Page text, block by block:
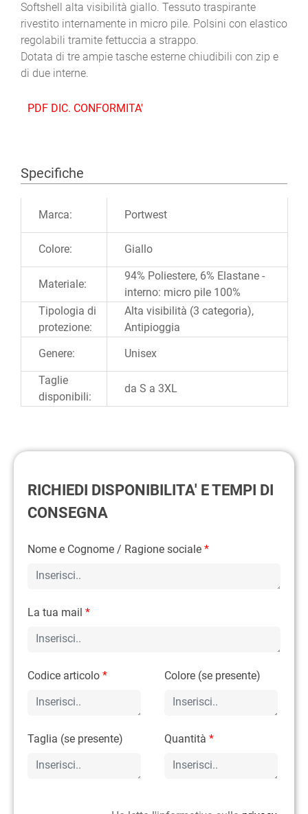
Softshell alta visibilità giallo. Tessuto traspirante
rivestito internamente in micro pile. Polsini con elastico
regolabili tramite fettuccia a strappo.
Dotata di tre ampie tasche esterne chiudibili con zip e
di due interne.
PDF DIC. CONFORMITA'
Specifiche
Marca: Portwest
Colore: Giallo
Materiale:
94% Poliestere, 6% Elastane -
interno: micro pile 100%
Tipologia di
protezione:
Alta visibilità (3 categoria),
Antipioggia
Genere:
Unisex
Taglie
disponibili:
da S a 3XL
RICHIEDI DISPONIBILITA' E TEMPI DI
CONSEGNA
Nome e Cognome / Ragione sociale *
La tua mail *
Codice articolo * Colore (se presente)
Taglia (se presente) Quantità*